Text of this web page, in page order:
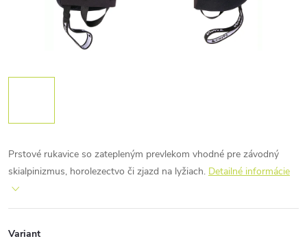
Prstové rukavice so zatepleným prevlekom vhodné pre závodný
skialpinizmus, horolezectvo či zjazd na lyžiach. Detailné informácie
Variant